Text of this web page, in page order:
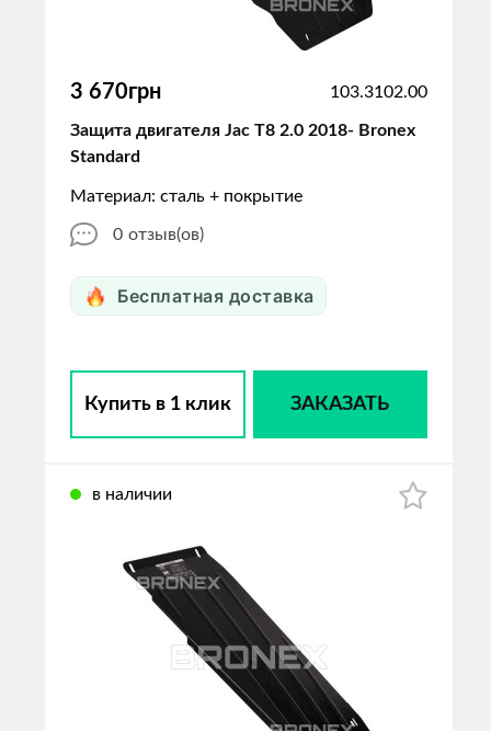
3 670грн 103.3102.00
Защита двигателя Jac T8 2.0 2018- Bronex
Standard
Материал: сталь + покрытие
0 отзыв(ов)
Бесплатная доставка
Купить в 1 клик ЗАКАЗАТЬ
в наличии